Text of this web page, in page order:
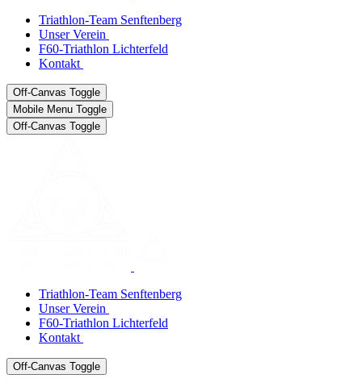
Triathlon-Team Senftenberg
Unser Verein
F60-Triathlon Lichterfeld
Kontakt
Off-Canvas Toggle
Mobile Menu Toggle
Off-Canvas Toggle
Triathlon-Team Senftenberg
Unser Verein
F60-Triathlon Lichterfeld
Kontakt
Off-Canvas Toggle